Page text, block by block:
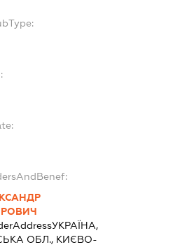
УКРАЇНА,
ОБЛ., КИЄВО-